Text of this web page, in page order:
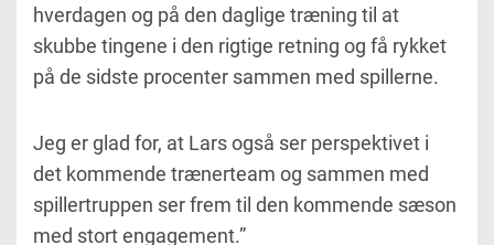
hverdagen og på den daglige træning til at
skubbe tingene i den rigtige retning og få rykket
på de sidste procenter sammen med spillerne.
Jeg er glad for, at Lars også ser perspektivet i
det kommende trænerteam og sammen med
spillertruppen ser frem til den kommende sæson
med stort engagement.”